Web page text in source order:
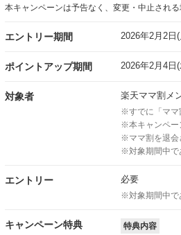
本キャンペーンは予告なく、変更・中止される
エントリー期間 2026年2月2日
ポイントアップ期間 2026年2月4日
対象者 楽天ママ割メ
※すでに「ママ
※本キャンペー
※ママ割を退会
※対象期間中で
エントリー 必要
※対象期間中で
キャンペーン特典 特典内容